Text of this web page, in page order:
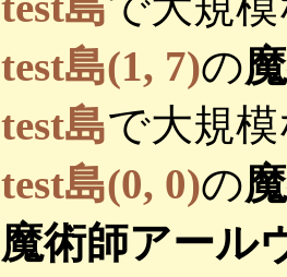
test島(1, 7)の
test島で大規
test島(0, 0)の
魔術師アール